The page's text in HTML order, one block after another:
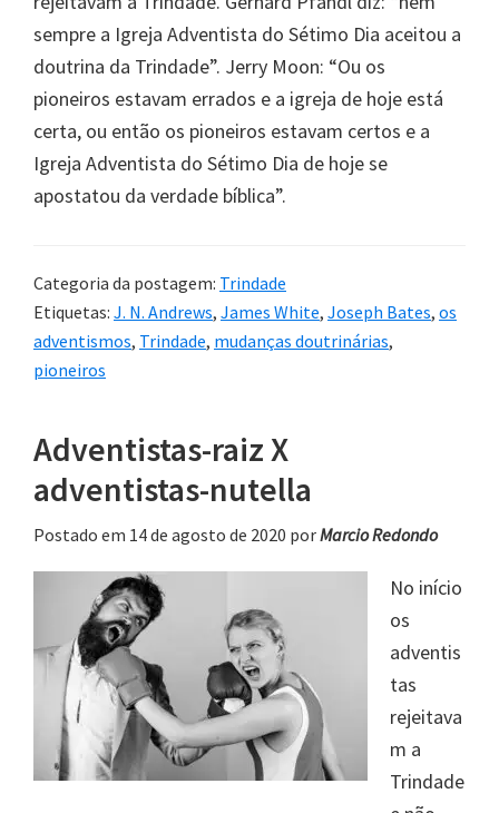
sempre a Igreja Adventista do Sétimo Dia aceitou a
doutrina da Trindade”. Jerry Moon: “Ou os
pioneiros estavam errados e a igreja de hoje está
certa, ou então os pioneiros estavam certos e a
Igreja Adventista do Sétimo Dia de hoje se
apostatou da verdade bíblica”.
Categoria da postagem: Trindade
Etiquetas: J. N. Andrews, James White, Joseph Bates, os
adventismos, Trindade, mudanças doutrinárias,
pioneiros
Adventistas-raiz X
adventistas-nutella
Postado em 14 de agosto de 2020 porMarcio Redondo
No início
os
adventis
tas
rejeitava
m a
Trindade